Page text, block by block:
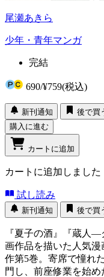
尾瀬あきら
少年・青年マンガ
完結
690/¥759(税込)
新刊通知
後で買
購入に進む
カートに追加
カートに追加しました
試し読み
新刊通知 後で買
『夏子の酒』『蔵人
画作品を描いた人気
作第5巻。寄席で憧れ
門し、前座修業を始